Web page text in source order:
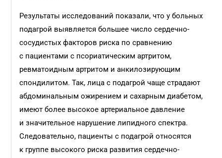
Результаты исследований показали, что у больных
подагрой выявляется большее число сердечно-
сосудистых факторов риска по сравнению
с пациентами с псориатическим артритом,
ревматоидным артритом и анкилозирующим
спондилитом. Так, лица с подагрой чаще страдают
абдоминальным ожирением и сахарным диабетом,
имеют более высокое артериальное давление
и значительное нарушение липидного спектра.
Следовательно, пациенты с подагрой относятся
к группе высокого риска развития сердечно-